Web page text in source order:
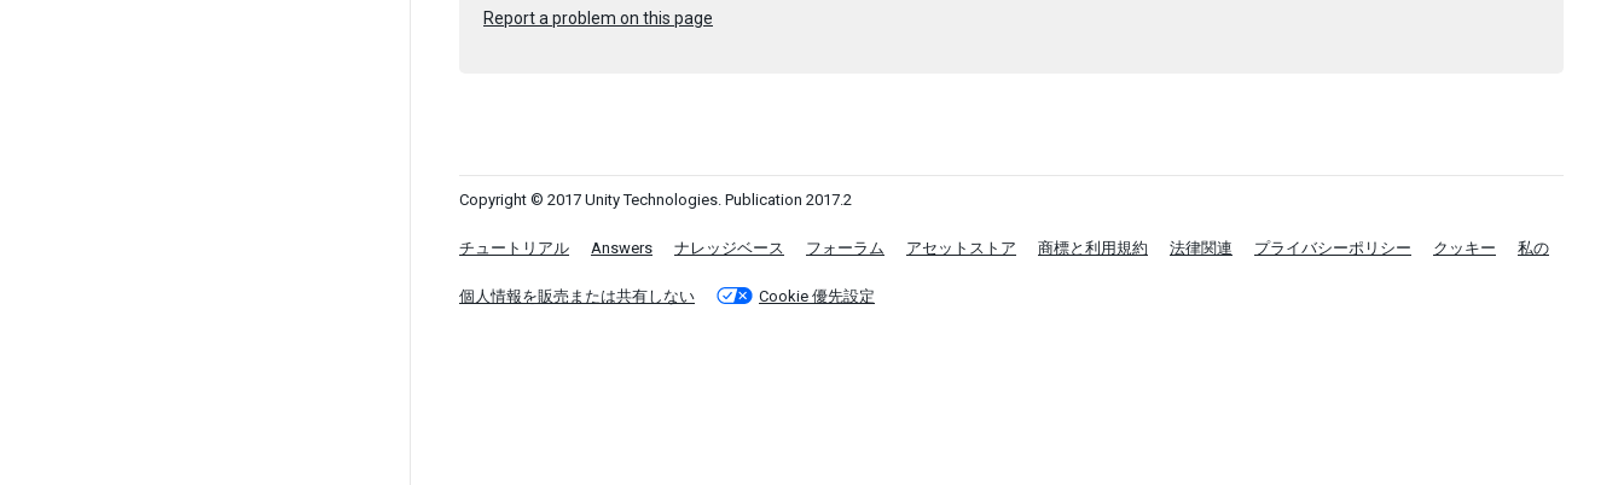
Report a problem on this page
Copyright © 2017 Unity Technologies. Publication 2017.2
チュートリアル Answers ナレッジベース フォーラム アセットストア 商標と利用規約 法律関連 プライバシーポリシー クッキー 私の
個人情報を販売または共有しない Cookie 優先設定